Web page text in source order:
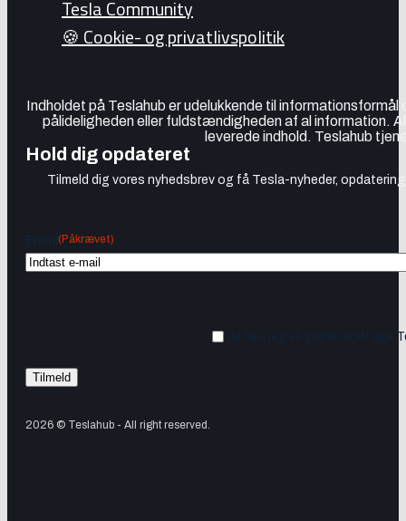
Tesla Community
🍪 Cookie- og privatlivspolitik
Indholdet på Teslahub er udelukkende til
pålideligheden eller fuldstændigheden af al information.
leverede indhold. Teslahub
Hold dig opdateret
Tilmeld dig vores nyhedsbrev og få Tesla-nyheder,
(Påkrævet)
Ja tak, jeg vil gerne modtage
2026 © Teslahub - All right reserved.